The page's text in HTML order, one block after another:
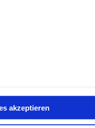
akzeptieren